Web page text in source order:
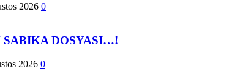
2026 0
SABIKA DOSYASI…!
2026 0